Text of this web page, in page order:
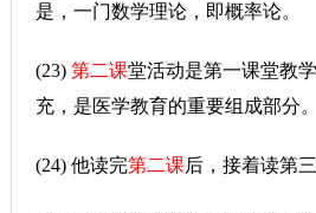
是，一门数学理论，即概率论。
(23) 第二课堂活动是第一课堂教
充，是医学教育的重要组成部分。
(24) 他读完第二课后，接着读第三